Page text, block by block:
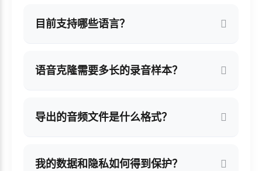
目前支持哪些语言？
语音克隆需要多长的录音样本？
导出的音频文件是什么格式？
我的数据和隐私如何得到保护？